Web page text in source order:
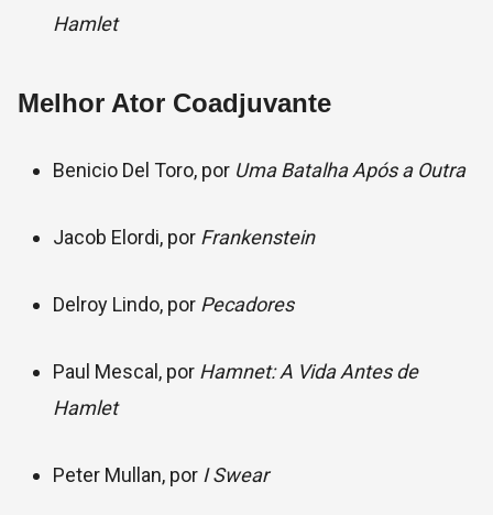
Hamlet
Melhor Ator Coadjuvante
Benicio Del Toro, por Uma Batalha Após a Outra
Jacob Elordi, por Frankenstein
Delroy Lindo, por Pecadores
Paul Mescal, por Hamnet: A Vida Antes de
Hamlet
Peter Mullan, por I Swear